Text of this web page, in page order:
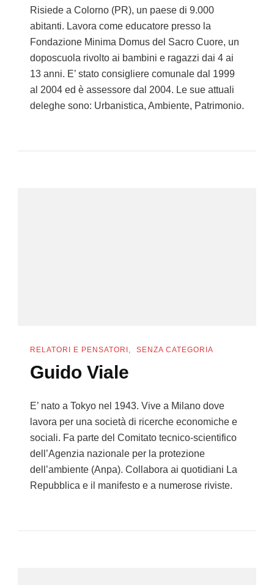
Risiede a Colorno (PR), un paese di 9.000
abitanti. Lavora come educatore presso la
Fondazione Minima Domus del Sacro Cuore, un
doposcuola rivolto ai bambini e ragazzi dai 4 ai
13 anni. E’ stato consigliere comunale dal 1999
al 2004 ed è assessore dal 2004. Le sue attuali
deleghe sono: Urbanistica, Ambiente, Patrimonio.
RELATORI E PENSATORI SENZA CATEGORIA
Guido Viale
E’ nato a Tokyo nel 1943. Vive a Milano dove
lavora per una società di ricerche economiche e
sociali. Fa parte del Comitato tecnico-scientifico
dell’Agenzia nazionale per la protezione
dell’ambiente (Anpa). Collabora ai quotidiani La
Repubblica e il manifesto e a numerose riviste.